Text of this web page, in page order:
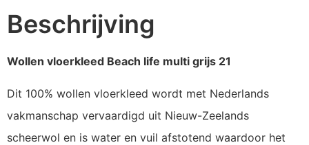
Beschrijving
Wollen vloerkleed Beach life multi grijs 21
Dit 100% wollen vloerkleed wordt met Nederlands
vakmanschap vervaardigd uit Nieuw-Zeelands
scheerwol en is water en vuil afstotend waardoor het